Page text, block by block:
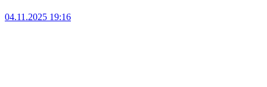
04.11.2025 19:16